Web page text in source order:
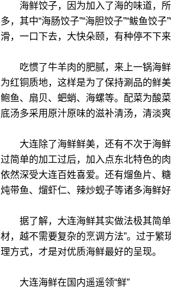
海鲜饺子，因为加入了海的味道，所
多，其中“海肠饺子”“海胆饺子”“鲅鱼饺
滑，一口下去，大快朵颐，有种停不下来
吃惯了牛羊肉的肥腻，来上一锅海鲜
为红铜质地，这样是为了保持涮品的鲜
鲍鱼、扇贝、蚆蛸、海螺等。配菜为酸
底汤多采用原汁原味的滋补清汤，清淡爽
大连除了海鲜鲜美，还有不次于海鲜
过简单的加工过后，加入点东北特色的
依然深受大连百姓喜爱。还有熘鱼片、
炖带鱼、熘虾仁、辣炒蚬子等诸多海鲜好
据了解，大连海鲜其实做法极其简单
材，越不需要复杂的烹调方法”。过于
理方式，才是对优质海鲜最好的呈现。
大连海鲜在国内遥遥领“鲜”